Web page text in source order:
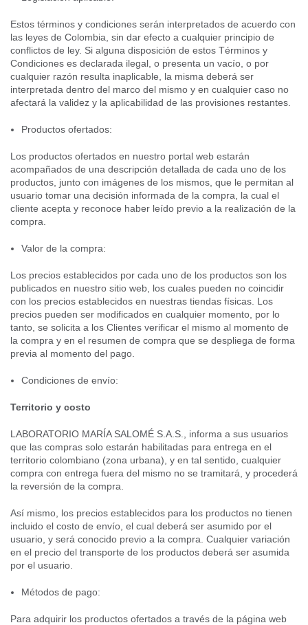
Estos términos y condiciones serán interpretados de acuerdo con
las leyes de Colombia, sin dar efecto a cualquier principio de
conflictos de ley. Si alguna disposición de estos Términos y
Condiciones es declarada ilegal, o presenta un vacío, o por
cualquier razón resulta inaplicable, la misma deberá ser
interpretada dentro del marco del mismo y en cualquier caso no
afectará la validez y la aplicabilidad de las provisiones restantes.
Productos ofertados:
Los productos ofertados en nuestro portal web estarán
acompañados de una descripción detallada de cada uno de los
productos, junto con imágenes de los mismos, que le permitan al
usuario tomar una decisión informada de la compra, la cual el
cliente acepta y reconoce haber leído previo a la realización de la
compra.
Valor de la compra:
Los precios establecidos por cada uno de los productos son los
publicados en nuestro sitio web, los cuales pueden no coincidir
con los precios establecidos en nuestras tiendas físicas. Los
precios pueden ser modificados en cualquier momento, por lo
tanto, se solicita a los Clientes verificar el mismo al momento de
la compra y en el resumen de compra que se despliega de forma
previa al momento del pago.
Condiciones de envío:
Territorio y costo
LABORATORIO MARÍA SALOMÉ S.A.S., informa a sus usuarios
que las compras solo estarán habilitadas para entrega en el
territorio colombiano (zona urbana), y en tal sentido, cualquier
compra con entrega fuera del mismo no se tramitará, y procederá
la reversión de la compra.
Así mismo, los precios establecidos para los productos no tienen
incluido el costo de envío, el cual deberá ser asumido por el
usuario, y será conocido previo a la compra. Cualquier variación
en el precio del transporte de los productos deberá ser asumida
por el usuario.
Métodos de pago:
Para adquirir los productos ofertados a través de la página web